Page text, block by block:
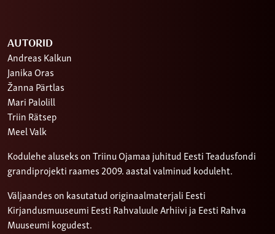
AUTORID
Andreas Kalkun
Janika Oras
Žanna Pärtlas
Mari Palolill
Triin Rätsep
Meel Valk
Kodulehe aluseks on Triinu Ojamaa juhitud Eesti Teadusfondi
grandiprojekti raames 2009. aastal valminud koduleht.
Väljaandes on kasutatud originaalmaterjali Eesti
Kirjandusmuuseumi Eesti Rahvaluule Arhiivi ja Eesti Rahva
Muuseumi kogudest.